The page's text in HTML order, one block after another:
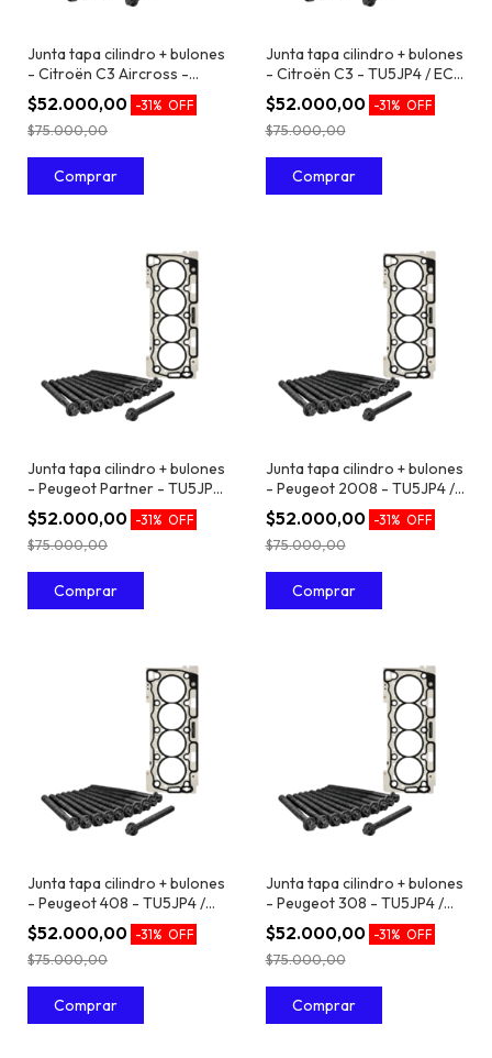
Junta tapa cilindro + bulones
- Citroën C3 Aircross -
TU5JP4 / EC5 1.6 16V
$52.000,00 -31% OFF
$75.000,00
Junta tapa cilindro + bulones
- Citroën C3 - TU5JP4 / EC5
1.6 16V
$52.000,00 -31% OFF
$75.000,00
Junta tapa cilindro + bulones
- Peugeot Partner - TU5JP4
/ EC5 1.6 16V
$52.000,00 -31% OFF
$75.000,00
Junta tapa cilindro + bulones
- Peugeot 2008 - TU5JP4 /
EC5 1.6 16V
$52.000,00 -31% OFF
$75.000,00
Junta tapa cilindro + bulones
- Peugeot 408 - TU5JP4 /
EC5 1.6 16V
$52.000,00 -31% OFF
$75.000,00
Junta tapa cilindro + bulones
- Peugeot 308 - TU5JP4 /
EC5 1.6 16V
$52.000,00 -31% OFF
$75.000,00